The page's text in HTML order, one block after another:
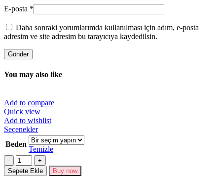
E-posta *
Daha sonraki yorumlarımda kullanılması için adım, e-posta
adresim ve site adresim bu tarayıcıya kaydedilsin.
You may also like
Add to compare
Quick view
Add to wishlist
SeçeneklerBu
ürünün
birden
fazla
varyasyonu
var.
Beden
Temizle
Miktar
Sepete Ekle Buy now